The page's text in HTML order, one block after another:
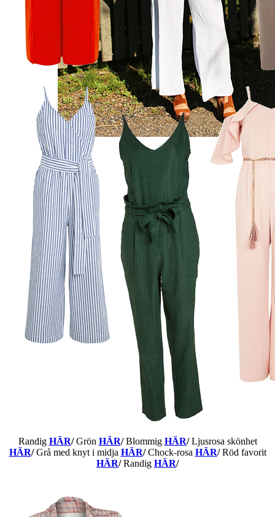
Randig HÄR/Grön HÄR/Blommig HÄR/Ljusrosa skönhet
HÄR/Grå med knyt i midja HÄR/Chock-rosa HÄR/Röd favorit
HÄR/Randig HÄR/